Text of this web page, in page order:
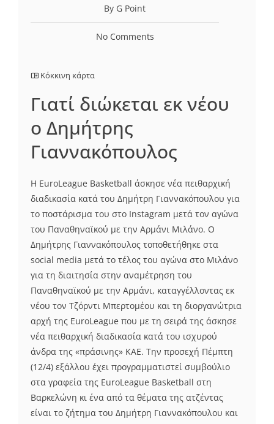
By G Point
No Comments
Κόκκινη κάρτα
Γιατί διώκεται εκ νέου
ο Δημήτρης
Γιαννακόπουλος
Η EuroLeague Basketball άσκησε νέα πειθαρχική
διαδικασία κατά του Δημήτρη Γιαννακόπουλου για
το ποστάρισμα του στο Instagram μετά τον αγώνα
του Παναθηναϊκού με την Αρμάνι Μιλάνο. Ο
Δημήτρης Γιαννακόπουλος τοποθετήθηκε στα
social media μετά το τέλος του αγώνα στο Μιλάνο
για τη διαιτησία στην αναμέτρηση του
Παναθηναϊκού με την Αρμάνι, καταγγέλλοντας εκ
νέου τον Τζόρντι Μπερτομέου και τη διοργανώτρια
αρχή της EuroLeague που με τη σειρά της άσκησε
νέα πειθαρχική διαδικασία κατά του ισχυρού
άνδρα της «πράσινης» ΚΑΕ. Την προσεχή Πέμπτη
(12/4) εξάλλου έχει προγραμματιστεί συμβούλιο
στα γραφεία της EuroLeague Basketball στη
Βαρκελώνη κι ένα από τα θέματα της ατζέντας
είναι το ζήτημα του Δημήτρη Γιαννακόπουλου και